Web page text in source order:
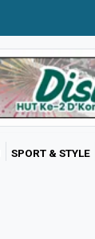
SPORT & STYLE